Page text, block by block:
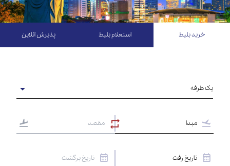
خرید بلیط استعلام بلیط پذیرش آنلاین